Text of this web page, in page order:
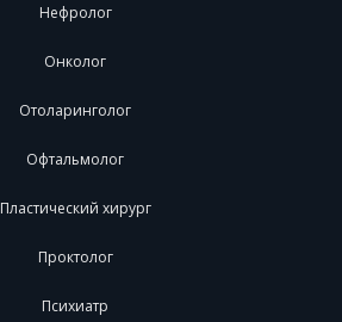
Нефролог
Онколог
Отоларинголог
Офтальмолог
Пластический хирург
Проктолог
Психиатр